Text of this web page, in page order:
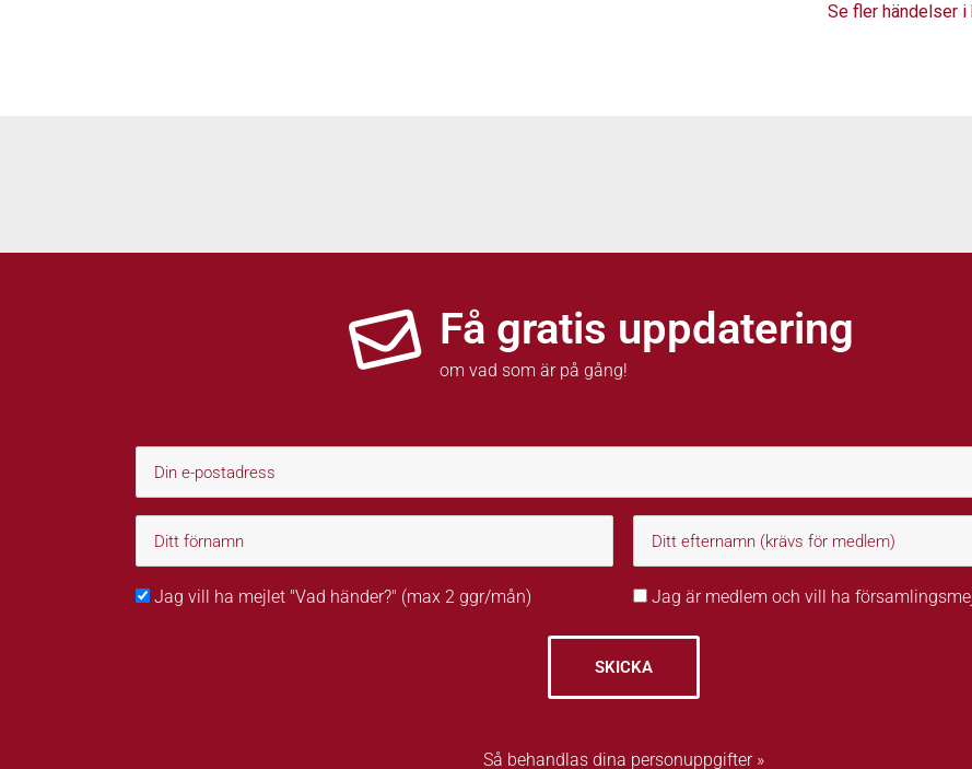
Se fler händelser i
Få gratis uppdatering
om vad som är på gång!
Jag vill ha mejlet "Vad händer?" (max 2 ggr/mån) Jag är medlem och vill ha
SKICKA
Så behandlas dina personuppgifter »